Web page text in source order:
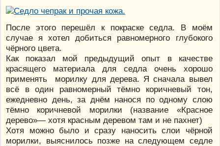
После этого перешёл к покраске седла. В моём
случае я хотел добиться равномерного глубокого
чёрного цвета.
Как показал мой предыдущий опыт в качестве
красящего материала для седла очень хорошо
применять морилку для дерева. Я сначала вывел
всё в один равномерный тёмно коричневый тон,
ежедневно день, за днём нанося по одному слою
тёмно коричневой морилки (название «Красное
дерево»— хотя красным деревом там и не пахнет)
Хотя можно было и сразу наносить слои чёрной
морилки, выяснилось позже на следующем седле